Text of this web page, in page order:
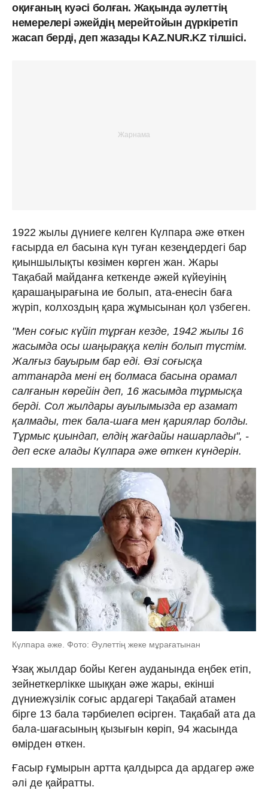
оқиғаның куәсі болған. Жақында әулеттің
немерелері әжейдің мерейтойын дүркіретіп
жасап берді, деп жазады KAZ.NUR.KZ тілшісі.
1922 жылы дүниеге келген Күлпара әже өткен
ғасырда ел басына күн туған кезеңдердегі бар
қиыншылықты көзімен көрген жан. Жары
Тақабай майданға кеткенде әжей күйеуінің
қарашаңырағына ие болып, ата-енесін баға
жүріп, колхоздың қара жұмысынан қол үзбеген.
"Мен соғыс күйіп тұрған кезде, 1942 жылы 16
жасымда осы шаңыраққа келін болып түстім.
Жалғыз бауырым бар еді. Өзі соғысқа
аттанарда мені ең болмаса басына орамал
салғанын көрейін деп, 16 жасымда тұрмысқа
берді. Сол жылдары ауылымызда ер азамат
қалмады, тек бала-шаға мен қариялар болды.
Тұрмыс қиындап, елдің жағдайы нашарлады", -
деп еске алады Күлпара әже өткен күндерін.
Күлпара әже. Фото: Әулеттің жеке мұрағатынан
Ұзақ жылдар бойы Кеген ауданында еңбек етіп,
зейнеткерлікке шыққан әже жары, екінші
дүниежүзілік соғыс ардагері Тақабай атамен
бірге 13 бала тәрбиелеп өсірген. Тақабай ата да
бала-шағасының қызығын көріп, 94 жасында
өмірден өткен.
Ғасыр ғұмырын артта қалдырса да ардагер әже
әлі де қайратты.